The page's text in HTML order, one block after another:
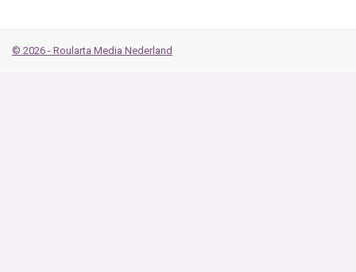
© 2026 - Roularta Media Nederland